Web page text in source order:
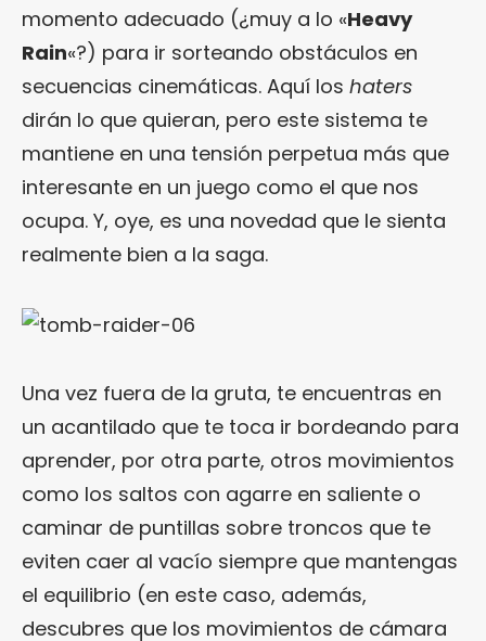
momento adecuado (¿muy a lo «Heavy
Rain«?) para ir sorteando obstáculos en
secuencias cinemáticas. Aquí los haters
dirán lo que quieran, pero este sistema te
mantiene en una tensión perpetua más que
interesante en un juego como el que nos
ocupa. Y, oye, es una novedad que le sienta
realmente bien a la saga.
Una vez fuera de la gruta, te encuentras en
un acantilado que te toca ir bordeando para
aprender, por otra parte, otros movimientos
como los saltos con agarre en saliente o
caminar de puntillas sobre troncos que te
eviten caer al vacío siempre que mantengas
el equilibrio (en este caso, además,
descubres que los movimientos de cámara